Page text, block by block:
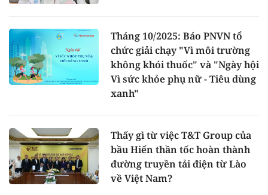
Tháng 10/2025: Báo PNVN tổ
chức giải chạy "Vì môi trường
không khói thuốc" và "Ngày hội
Vì sức khỏe phụ nữ - Tiêu dùng
xanh"
Thấy gì từ việc T&T Group của
bầu Hiển thần tốc hoàn thành
đường truyền tải điện từ Lào
về Việt Nam?